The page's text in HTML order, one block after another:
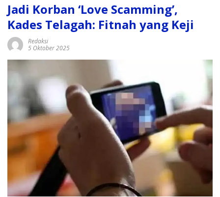
Jadi Korban ‘Love Scamming’,
Kades Telagah: Fitnah yang Keji
Redaksi
5 Oktober 2025